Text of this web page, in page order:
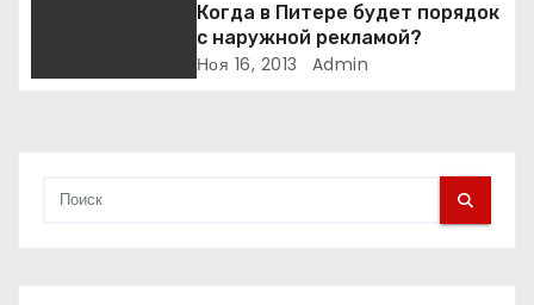
с
Когда в Питере будет порядок
с наружной рекламой?
Ноя 16, 2013 Admin